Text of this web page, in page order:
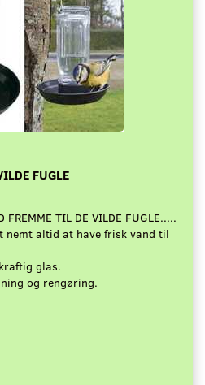
FUGLE
FREMME TIL DE VILDE FUGLE.....
nemt altid at have frisk vand til
glas.
og rengøring.